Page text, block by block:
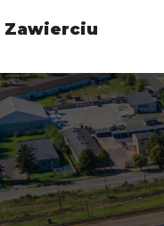
Zawierciu